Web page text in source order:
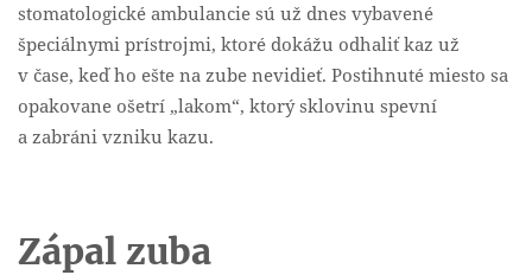
stomatologické ambulancie sú už dnes vybavené
špeciálnymi prístrojmi, ktoré dokážu odhaliť kaz už
v čase, keď ho ešte na zube nevidieť. Postihnuté miesto sa
opakovane ošetrí „lakom“, ktorý sklovinu spevní
a zabráni vzniku kazu.
Zápal zuba